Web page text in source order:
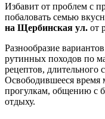
Избавит от проблем с
побаловать семью
на Щербинская ул. от
Разнообразие
рутинных походов по
рецептов, длительного
Освободившееся время
прогулкам, общению с
отдыху.